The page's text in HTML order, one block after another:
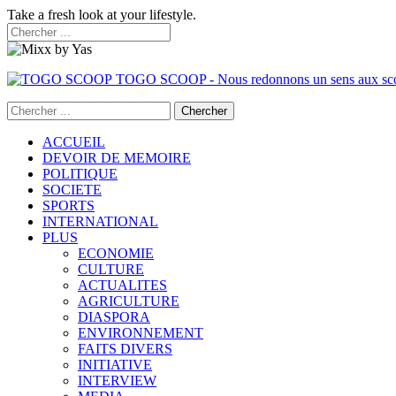
Take a fresh look at your lifestyle.
TOGO SCOOP - Nous redonnons un sens aux
ACCUEIL
DEVOIR DE MEMOIRE
POLITIQUE
SOCIETE
SPORTS
INTERNATIONAL
PLUS
ECONOMIE
CULTURE
ACTUALITES
AGRICULTURE
DIASPORA
ENVIRONNEMENT
FAITS DIVERS
INITIATIVE
INTERVIEW